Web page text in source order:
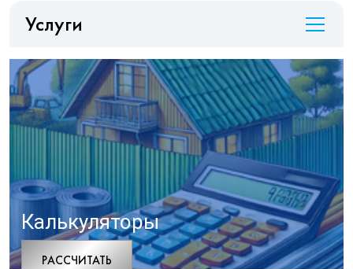
Услуги
Калькуляторы
РАCСЧИТАТЬ